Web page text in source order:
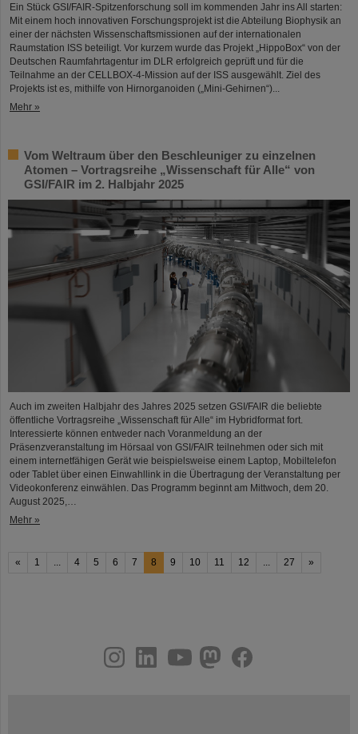
Ein Stück GSI/FAIR-Spitzenforschung soll im kommenden Jahr ins All starten:
Mit einem hoch innovativen Forschungsprojekt ist die Abteilung Biophysik an
einer der nächsten Wissenschaftsmissionen auf der internationalen
Raumstation ISS beteiligt. Vor kurzem wurde das Projekt „HippoBox“ von der
Deutschen Raumfahrtagentur im DLR erfolgreich geprüft und für die
Teilnahme an der CELLBOX-4-Mission auf der ISS ausgewählt. Ziel des
Projekts ist es, mithilfe von Hirnorganoiden („Mini-Gehirnen“)...
Mehr »
Vom Weltraum über den Beschleuniger zu einzelnen
Atomen – Vortragsreihe „Wissenschaft für Alle“ von
GSI/FAIR im 2. Halbjahr 2025
Auch im zweiten Halbjahr des Jahres 2025 setzen GSI/FAIR die beliebte
öffentliche Vortragsreihe „Wissenschaft für Alle“ im Hybridformat fort.
Interessierte können entweder nach Voranmeldung an der
Präsenzveranstaltung im Hörsaal von GSI/FAIR teilnehmen oder sich mit
einem internetfähigen Gerät wie beispielsweise einem Laptop, Mobiltelefon
oder Tablet über einen Einwahllink in die Übertragung der Veranstaltung per
Videokonferenz einwählen. Das Programm beginnt am Mittwoch, dem 20.
August 2025,…
Mehr »
« 1 4 5 6 7 8 9 10 11 12 27 »
youtubehelmholtz.socialfacebook